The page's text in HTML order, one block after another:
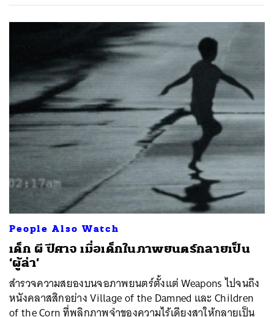
People Also Watch
เด็ก ผี ปีศาจ เมื่อเด็กในภาพยนตร์กลายเป็น
‘ผู้ล่า’
สำรวจความสยองบนจอภาพยนตร์ตั้งแต่ Weapons ไปจนถึง
หนังคลาสสิกอย่าง Village of the Damned และ Children
of the Corn ที่พลิกภาพจำของความไร้เดียงสาให้กลายเป็น